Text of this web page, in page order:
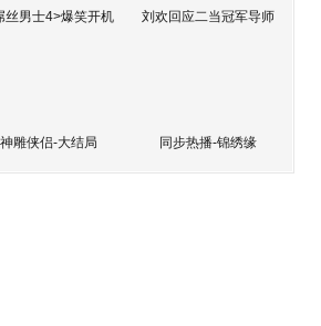
丝男士4>爆笑开机 刘欢回应二当冠军导师
神雕侠侣-大结局 同步热播-锦绣缘